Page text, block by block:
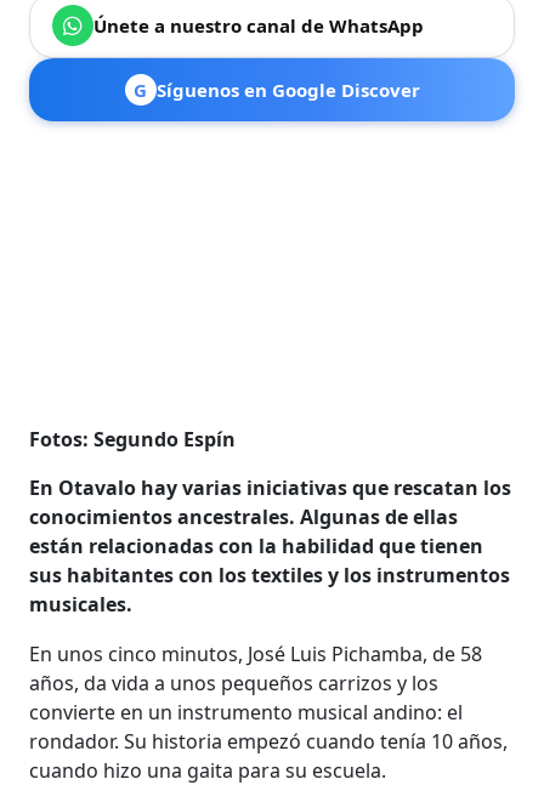
Únete a nuestro canal de WhatsApp
G Síguenos en Google Discover
Fotos: Segundo Espín
En Otavalo hay varias iniciativas que rescatan los
conocimientos ancestrales. Algunas de ellas
están relacionadas con la habilidad que tienen
sus habitantes con los textiles y los instrumentos
musicales.
En unos cinco minutos, José Luis Pichamba, de 58
años, da vida a unos pequeños carrizos y los
convierte en un instrumento musical andino: el
rondador. Su historia empezó cuando tenía 10 años,
cuando hizo una gaita para su escuela.